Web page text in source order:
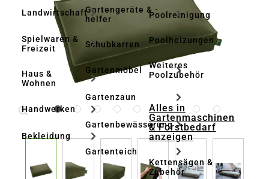
Landwirtschaft
Spielwaren &
Freizeit
Haus &
Wohnen
Handwerken
Bekleidung
Gartengeräte & -
helfer
Schubkarren
Gartenmöbel
Gartenzaun
Gartenbewässerung
Gartenteich
Poolreinigung
Poolheizungen
Weiteres
Poolzubehör
Alles in
Gartenmaschinen
& Forstbedarf
anzeigen
Kettensägen &
Zubehör